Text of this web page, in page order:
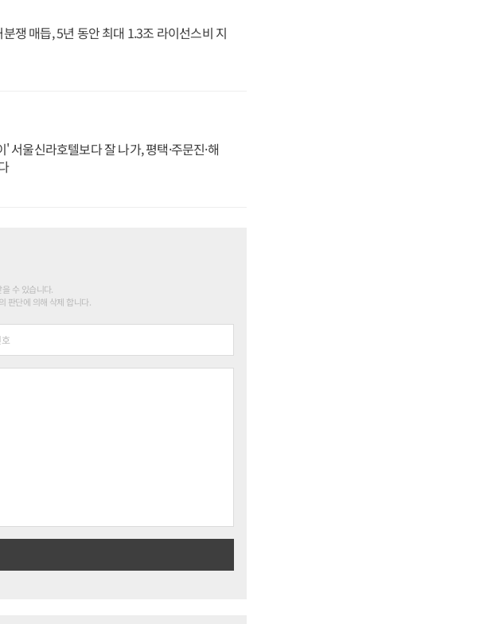
쟁 매듭, 5년 동안 최대 1.3조 라이선스비 지
서울신라호텔보다 잘 나가, 평택·주문진·해
수 있습니다.
판단에 의해 삭제 합니다.